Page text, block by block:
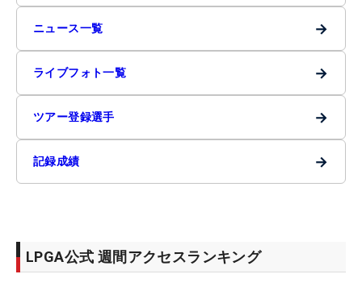
ニュース一覧 →
ライブフォト一覧 →
ツアー登録選手 →
記録成績 →
LPGA公式 週間アクセスランキング